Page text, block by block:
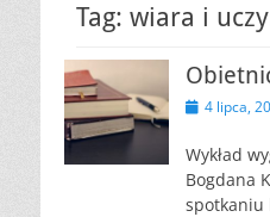
Tag: wiara i
4 lipca,
Wykład
Bogdana